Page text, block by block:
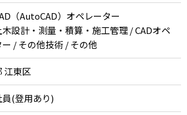
（AutoCAD）オペレーター
設計・測量・積算・施工管理 / CADオペ
ー / その他技術 / その他
江東区
員(登用あり)